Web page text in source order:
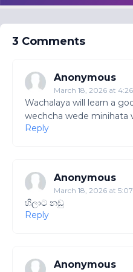
3 Comments
Anonymous
March 18, 2026 at
Wachalaya will learn a
wechcha wede minihata
Reply
Anonymous
March 18, 2026 at
හිලාට නඩු
Reply
Anonymous